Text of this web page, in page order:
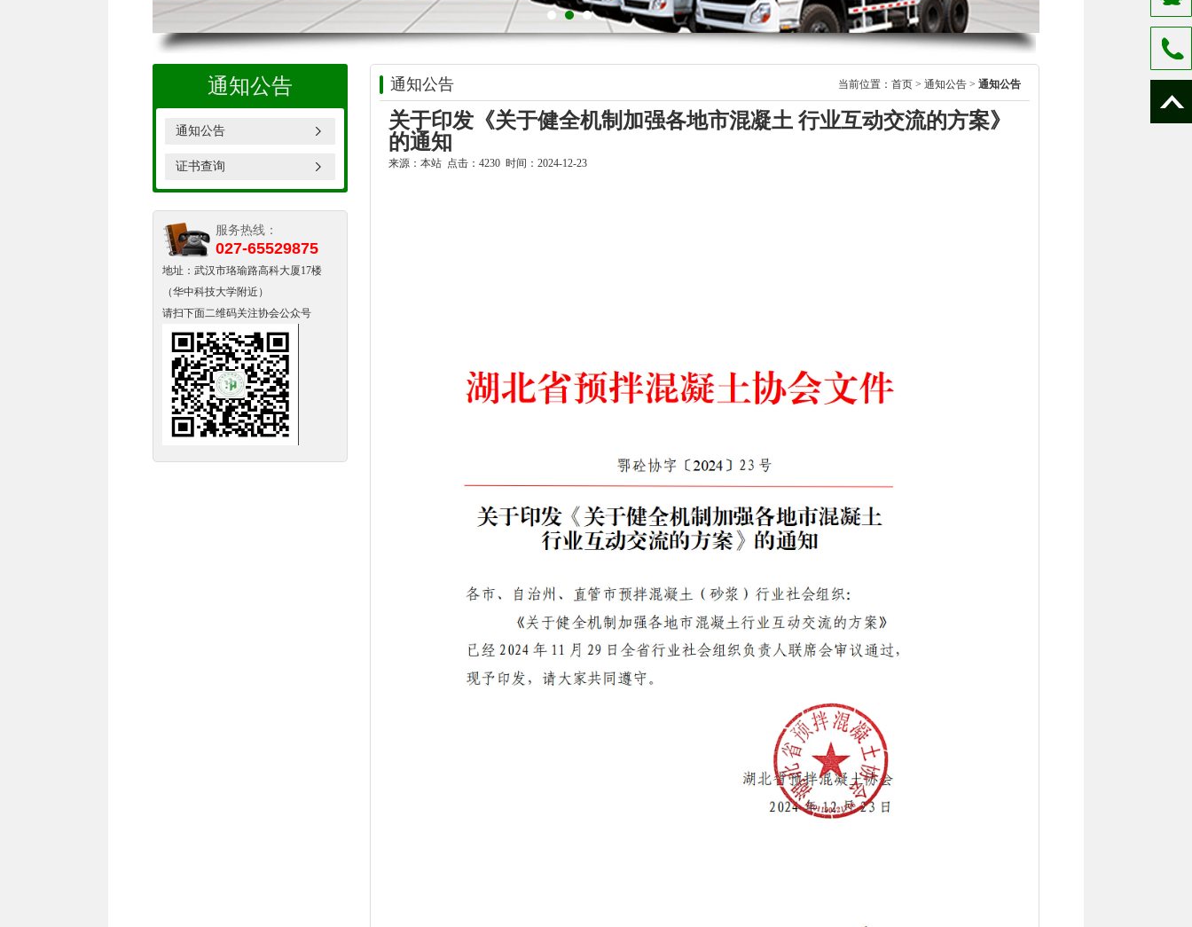
通知公告
通知公告
证书查询
服务热线：
027-65529875
地址：武汉市珞瑜路高科大厦17楼
（华中科技大学附近）
请扫下面二维码关注协会公众号
当前位置： 首页 > 通知公告 > 通知公告
通知公告
关于印发《关于健全机制加强各地市混凝土 行业互动交流的方案》
的通知
来源：本站 点击：4230 时间：2024-12-23